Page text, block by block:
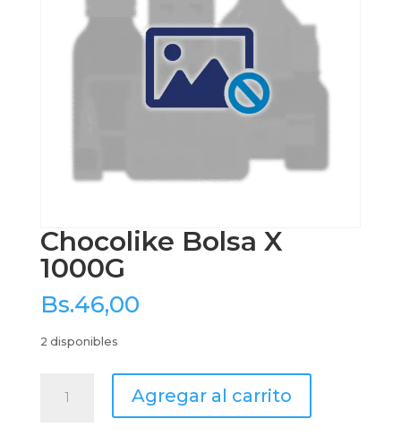
Chocolike Bolsa X
1000G
Bs.46,00
2 disponibles
Bolsa
Agregar al carrito